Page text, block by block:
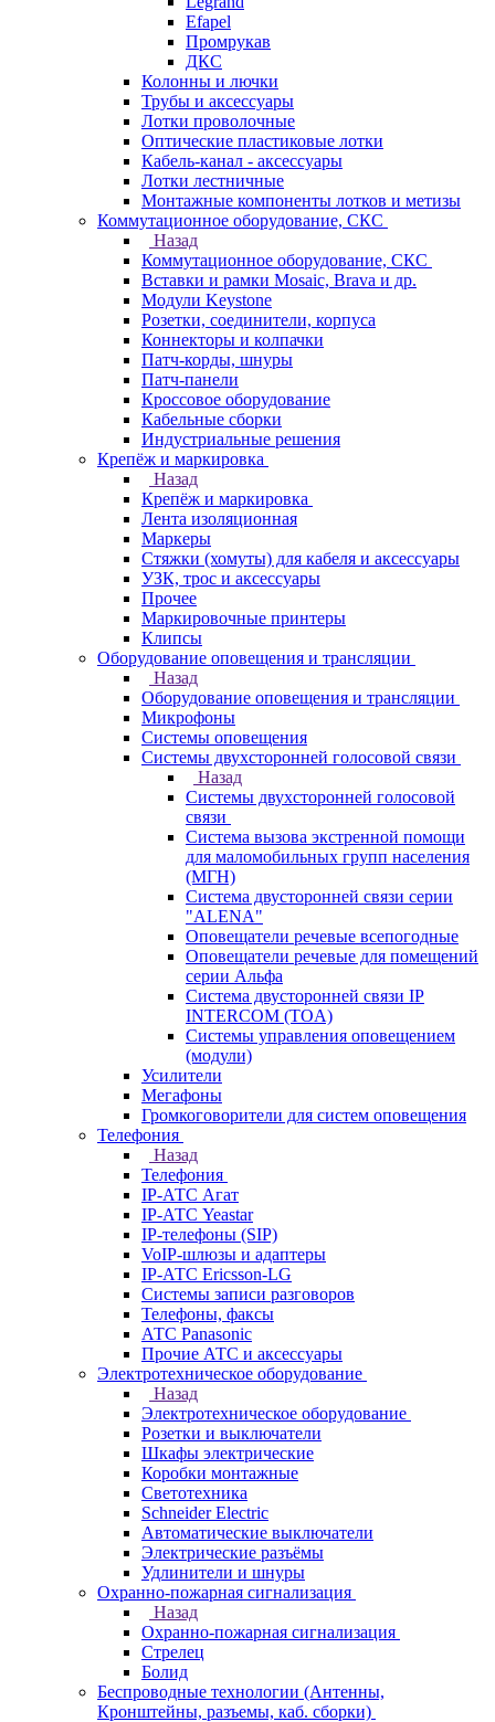
Efapel
Промрукав
ДКС
Колонны и лючки
Трубы и аксессуары
Лотки проволочные
Оптические пластиковые лотки
Кабель-канал - аксессуары
Лотки лестничные
Монтажные компоненты лотков и метизы
Коммутационное оборудование, СКС
Назад
Коммутационное оборудование, СКС
Вставки и рамки Mosaic, Brava и др.
Модули Keystone
Розетки, соединители, корпуса
Коннекторы и колпачки
Патч-корды, шнуры
Патч-панели
Кроссовое оборудование
Кабельные сборки
Индустриальные решения
Крепёж и маркировка
Назад
Крепёж и маркировка
Лента изоляционная
Маркеры
Стяжки (хомуты) для кабеля и аксессуары
УЗК, трос и аксессуары
Прочее
Маркировочные принтеры
Клипсы
Оборудование оповещения и трансляции
Назад
Оборудование оповещения и трансляции
Микрофоны
Системы оповещения
Системы двухсторонней голосовой связи
Назад
Системы двухсторонней голосовой
связи
Система вызова экстренной помощи
для маломобильных групп населения
(МГН)
Система двусторонней связи серии
"ALENA"
Оповещатели речевые всепогодные
Оповещатели речевые для помещений
серии Альфа
Система двусторонней связи IP
INTERCOM (TOA)
Системы управления оповещением
(модули)
Усилители
Мегафоны
Громкоговорители для систем оповещения
Телефония
Назад
Телефония
IP-АТС Агат
IP-АТС Yeastar
IP-телефоны (SIP)
VoIP-шлюзы и адаптеры
IP-АТС Ericsson-LG
Системы записи разговоров
Телефоны, факсы
АТС Panasonic
Прочие АТС и аксессуары
Электротехническое оборудование
Назад
Электротехническое оборудование
Розетки и выключатели
Шкафы электрические
Коробки монтажные
Светотехника
Schneider Electric
Автоматические выключатели
Электрические разъёмы
Удлинители и шнуры
Охранно-пожарная сигнализация
Назад
Охранно-пожарная сигнализация
Стрелец
Болид
Беспроводные технологии (Антенны,
Кронштейны, разъемы, каб. сборки)